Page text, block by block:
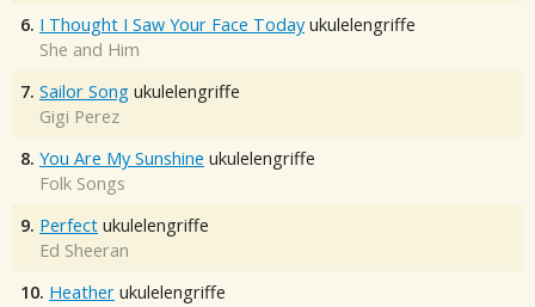
6. I Thought I Saw Your Face Today ukulelengriffe
She and Him
7. Sailor Song ukulelengriffe
Gigi Perez
8. You Are My Sunshine ukulelengriffe
Folk Songs
9. Perfect ukulelengriffe
Ed Sheeran
10. Heather ukulelengriffe